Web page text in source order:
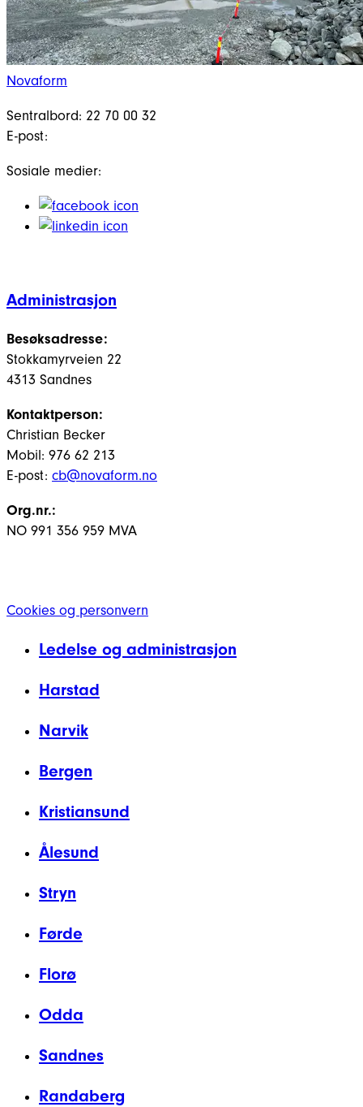
Novaform
Sentralbord: 22 70 00 32
E-post:
Sosiale medier:
Administrasjon
Besøksadresse:
Stokkamyrveien 22
4313 Sandnes
Kontaktperson:
Christian Becker
Mobil: 976 62 213
E-post: cb@novaform.no
Org.nr.:
NO 991 356 959 MVA
Cookies og personvern
Ledelse og administrasjon
Harstad
Narvik
Bergen
Kristiansund
Ålesund
Stryn
Førde
Florø
Odda
Sandnes
Randaberg